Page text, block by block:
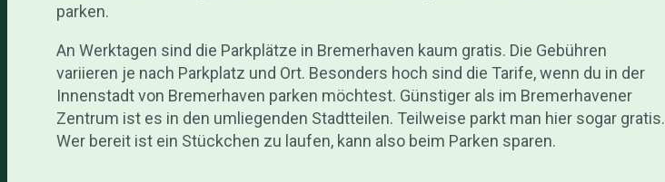
parken.
An Werktagen sind die Parkplätze in Bremerhaven kaum gratis. Die Gebühren
variieren je nach Parkplatz und Ort. Besonders hoch sind die Tarife, wenn du in der
Innenstadt von Bremerhaven parken möchtest. Günstiger als im Bremerhavener
Zentrum ist es in den umliegenden Stadtteilen. Teilweise parkt man hier sogar gratis.
Wer bereit ist ein Stückchen zu laufen, kann also beim Parken sparen.